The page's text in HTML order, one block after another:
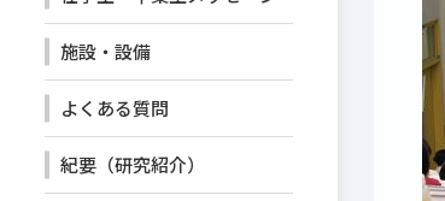
施設・設備
よくある質問
紀要（研究紹介）